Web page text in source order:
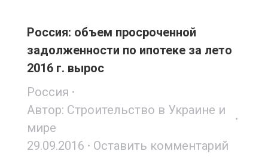
Россия: объем просроченной
задолженности по ипотеке за лето
2016 г. вырос
Россия
Автор: Строительство в Украине и
мире
29.09.2016
Оставить комментарий